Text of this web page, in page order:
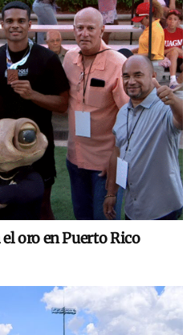
oro en Puerto Rico